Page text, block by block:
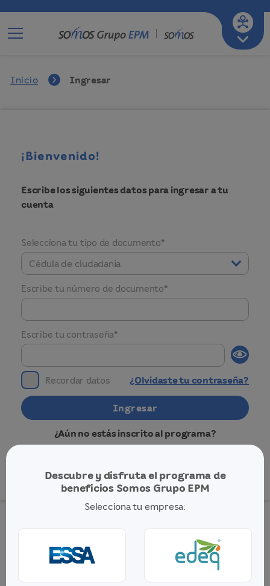
Ir a mi empresa de servicios
Descubre y disfruta el programa de
beneficios Somos Grupo EPM
Selecciona tu empresa:
Inicio Ingresar
¡Bienvenido!
Escribe los siguientes datos para ingresar a tu
cuenta
Selecciona tu tipo de documento*
Escribe tu número de documento*
Escribe tu contraseña*
Recordar datos ¿Olvidaste tu contraseña?
Ingresar
¿Aún no estás inscrito al programa?